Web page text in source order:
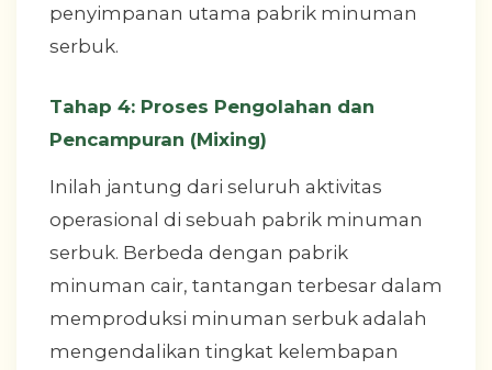
penyimpanan utama pabrik minuman
serbuk.
Tahap 4: Proses Pengolahan dan
Pencampuran (Mixing)
Inilah jantung dari seluruh aktivitas
operasional di sebuah pabrik minuman
serbuk. Berbeda dengan pabrik
minuman cair, tantangan terbesar dalam
memproduksi minuman serbuk adalah
mengendalikan tingkat kelembapan